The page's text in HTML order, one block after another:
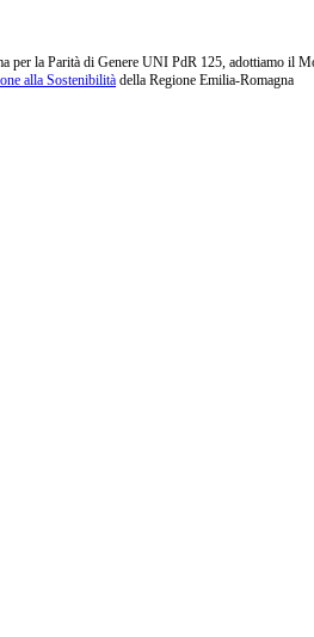
la Parità di Genere UNI PdR 125, adottiamo il
alla Sostenibilità della Regione Emilia-Romagna